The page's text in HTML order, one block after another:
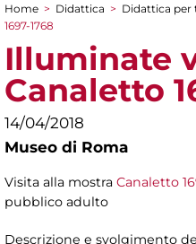
Tu sei qui
Home > Didattica > Didattica per
1697-1768
Illuminate
Canaletto
14/04/2018
Museo di Roma
Visita alla mostra Canaletto
pubblico adulto
Descrizione e svolgimento